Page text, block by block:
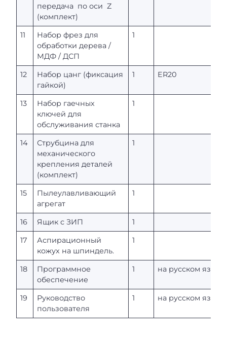
передача по оси Z
(комплект)
11
Набор фрез для
обработки дерева /
МДФ / ДСП
1
12
Набор цанг (фиксация
гайкой)
1 ER20
13
Набор гаечных
ключей для
обслуживания станка
1
14
Струбцина для
механического
крепления деталей
(комплект)
1
15
Пылеулавливающий
агрегат
1
16 Ящик с ЗИП
1
17
Аспирационный
кожух на шпиндель.
1
18
Программное
обеспечение
1 на русском языке
19
Руководство
пользователя
1 на русском языке